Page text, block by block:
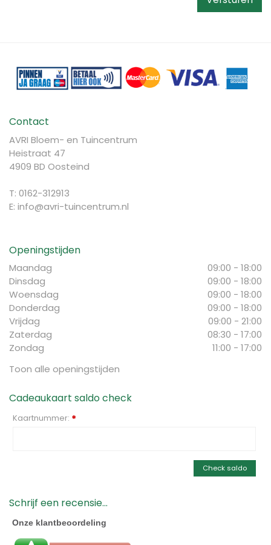
Contact
AVRI Bloem- en Tuincentrum
Heistraat 47
4909 BD Oosteind
T: 0162-312913
E: info@avri-tuincentrum.nl
Openingstijden
Maandag
09:00 - 18:00
Dinsdag
09:00 - 18:00
Woensdag
09:00 - 18:00
Donderdag
09:00 - 18:00
Vrijdag
09:00 - 21:00
Zaterdag
08:30 - 17:00
Zondag
11:00 - 17:00
Toon alle openingstijden
Cadeaukaart saldo check
Kaartnummer: *
Check saldo
Schrijf een recensie...